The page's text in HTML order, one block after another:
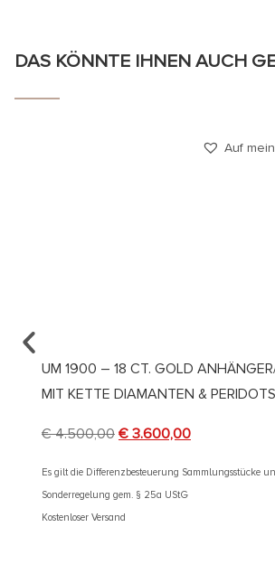
DAS KÖNNTE IHNEN AUCH
Auf
UM 1900 – 18 CT. GOLD
MIT KETTE DIAMANTEN &
€4.500,00 € 3.600,00
Es gilt die Differenzbesteuerung Sammlungsstücke
Sonderregelung gem. § 25a UStG
Kostenloser Versand